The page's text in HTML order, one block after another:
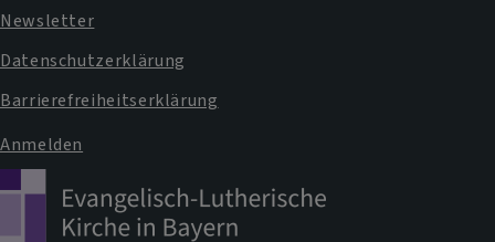
Newsletter
Datenschutzerklärung
Barrierefreiheitserklärung
Benutzermenü
Anmelden